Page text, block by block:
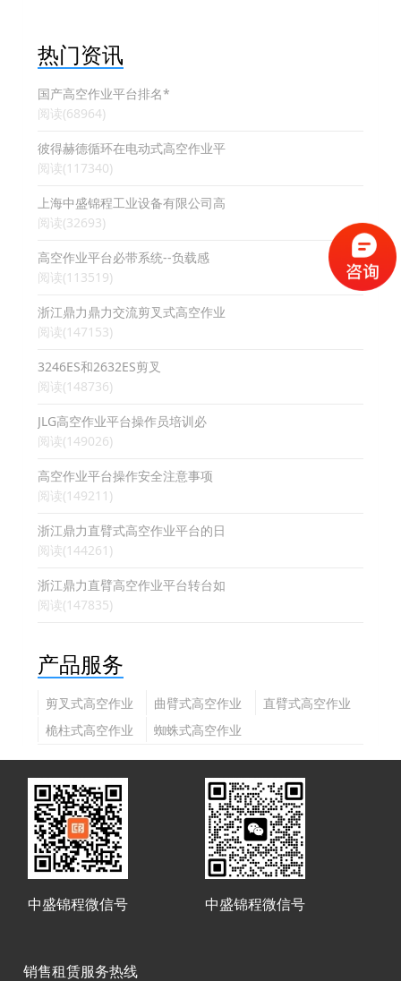
热门资讯
国产高空作业平台排名*
阅读(68964)
彼得赫德循环在电动式高空作业平
阅读(117340)
上海中盛锦程工业设备有限公司高
阅读(32693)
高空作业平台必带系统--负载感
阅读(113519)
浙江鼎力鼎力交流剪叉式高空作业
阅读(147153)
3246ES和2632ES剪叉
阅读(148736)
JLG高空作业平台操作员培训必
阅读(149026)
高空作业平台操作安全注意事项
阅读(149211)
浙江鼎力直臂式高空作业平台的日
阅读(144261)
浙江鼎力直臂高空作业平台转台如
阅读(147835)
产品服务
剪叉式高空作业
平台
曲臂式高空作业
平台
直臂式高空作业
桅柱式高空作业
蜘蛛式高空作业
中盛锦程微信号 中盛锦程微信号
销售租赁服务热线